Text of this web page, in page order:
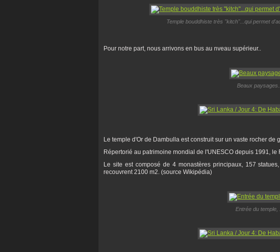
Temple bouddhiste très "kitch"...qui permet
Pour notre part, nous arrivons en bus au nveau supérieur..
Beaux paysages...
Le temple d'Or de Dambulla est construit sur un vaste rocher de
Répertorié au patrimoine mondial de l'UNESCO depuis 1991,
Le site est composé de 4 monastères principaux, 157
recouvrent 2100 m2. (source Wikipédia)
Entrée du temple,